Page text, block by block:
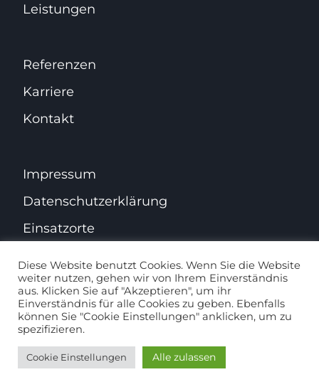
Leistungen
Referenzen
Karriere
Kontakt
Impressum
Datenschutz­erklärung
Einsatzorte
Facebook
Instagram
Website erstellt vonGENESIS Webagentur
24 / 7 Notruf 0176 22674257
Diese Website benutzt Cookies. Wenn Sie die Website
weiter nutzen, gehen wir von Ihrem Einverständnis
aus. Klicken Sie auf "Akzeptieren", um ihr
Einverständnis für alle Cookies zu geben. Ebenfalls
können Sie "Cookie Einstellungen" anklicken, um zu
spezifizieren.
Cookie Einstellungen Alle zulassen